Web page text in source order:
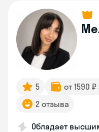
5 от 1590
2 отзыва
Обладает